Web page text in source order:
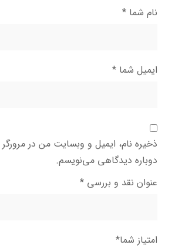
نام شما *
ایمیل شما *
ذخیره نام، ایمیل و وبسایت من در مرورگر
دوباره دیدگاهی می‌نویسم.
عنوان نقد و بررسی *
امتیاز شما*